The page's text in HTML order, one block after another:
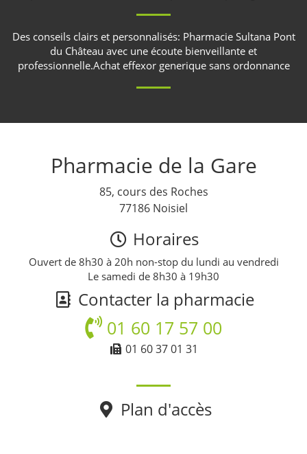
Des conseils clairs et personnalisés: Pharmacie Sultana Pont
du Château avec une écoute bienveillante et
professionnelle.Achat effexor generique sans ordonnance
Pharmacie de la Gare
85, cours des Roches
77186 Noisiel
Horaires
Ouvert de 8h30 à 20h non-stop du lundi au vendredi
Le samedi de 8h30 à 19h30
Contacter la pharmacie
01 60 17 57 00
01 60 37 01 31
Plan d'accès